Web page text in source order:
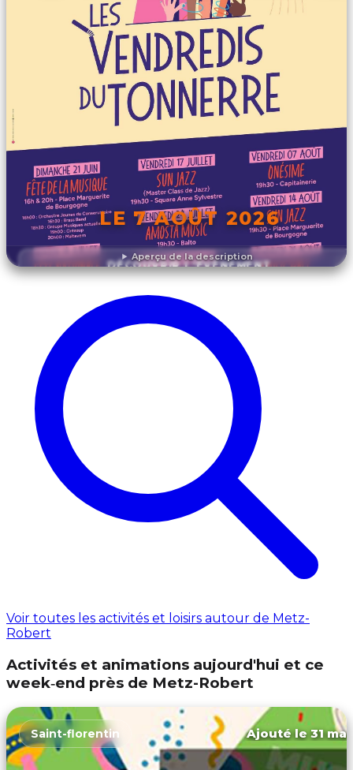
Aperçu de la description
LE 7 AOÛT 2026
DÉCOUVRIR L'ÉVÉNEMENT
Voir toutes les activités et loisirs autour de Metz-
Robert
Activités et animations aujourd'hui et ce
week‑end près de Metz-Robert
Saint-florentin Ajouté le 31